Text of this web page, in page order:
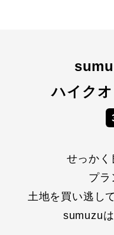
ハイク
せっかく
プラ
土地を買い逃し
sumuzu